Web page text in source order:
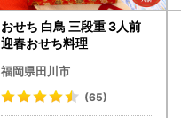
おせち 白鳥 三段重 3人前
迎春おせち料理
福岡県田川市
(65)